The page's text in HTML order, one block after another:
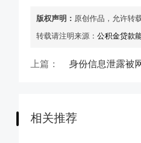
版权声明： 原创作品，允许转
转载请注明来源： 公积金贷款
上篇： 身份信息泄露被
相关推荐